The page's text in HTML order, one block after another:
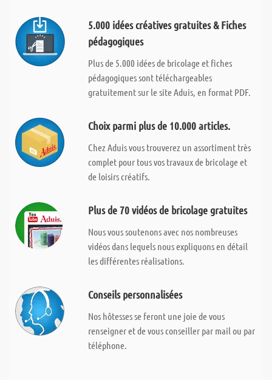
5.000 idées créatives gratuites & Fiches
pédagogiques
Plus de 5.000 idées de bricolage et fiches
pédagogiques sont téléchargeables
gratuitement sur le site Aduis, en format PDF.
Choix parmi plus de 10.000 articles.
Chez Aduis vous trouverez un assortiment très
complet pour tous vos travaux de bricolage et
de loisirs créatifs.
Plus de 70 vidéos de bricolage gratuites
Nous vous soutenons avec nos nombreuses
vidéos dans lequels nous expliquons en détail
les différentes réalisations.
Conseils personnalisées
Nos hôtesses se feront une joie de vous
renseigner et de vous conseiller par mail ou par
téléphone.